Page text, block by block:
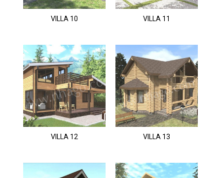
VILLA 10 VILLA 11
VILLA 12 VILLA 13